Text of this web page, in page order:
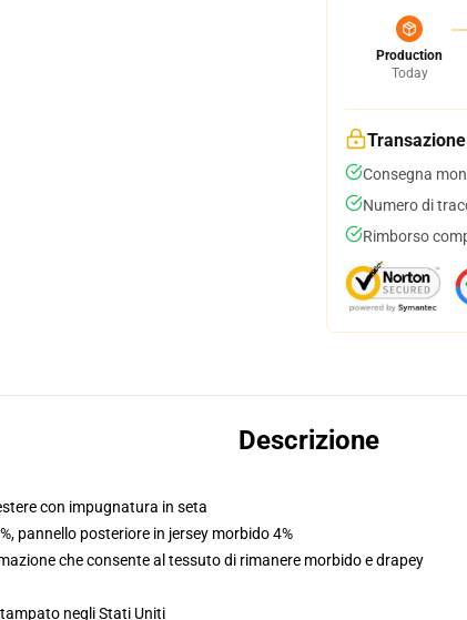
Production
Today
Consegna
Numero di
Rimborso
Descrizione
con impugnatura in seta
pannello posteriore in jersey morbido 4%
che consente al tessuto di rimanere morbido e drapey
negli Stati Uniti